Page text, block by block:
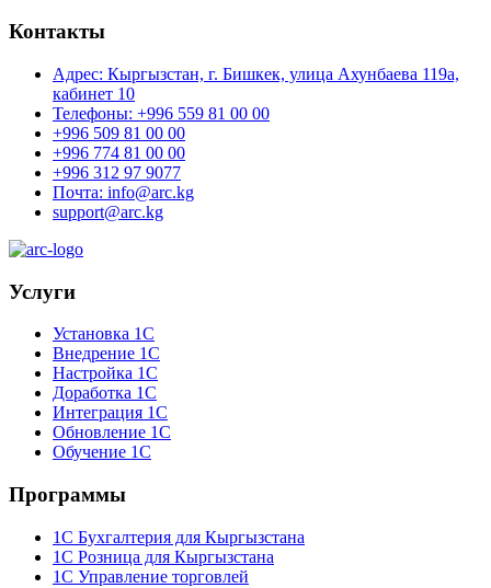
Контакты
Адрес: Кыргызстан, г. Бишкек, улица Ахунбаева 119а,
кабинет 10
Телефоны: +996 559 81 00 00
+996 509 81 00 00
+996 774 81 00 00
+996 312 97 9077
Почта: info@arc.kg
support@arc.kg
Услуги
Установка 1С
Внедрение 1С
Настройка 1С
Доработка 1С
Интеграция 1С
Обновление 1С
Обучение 1С
Программы
1С Бухгалтерия для Кыргызстана
1С Розница для Кыргызстана
1С Управление торговлей